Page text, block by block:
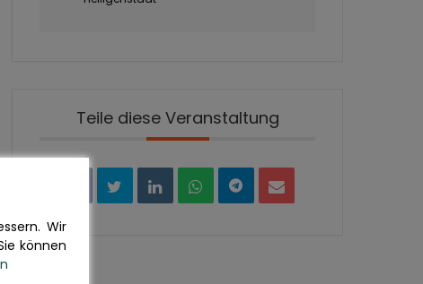
Teile diese Veranstaltung
Wir
können